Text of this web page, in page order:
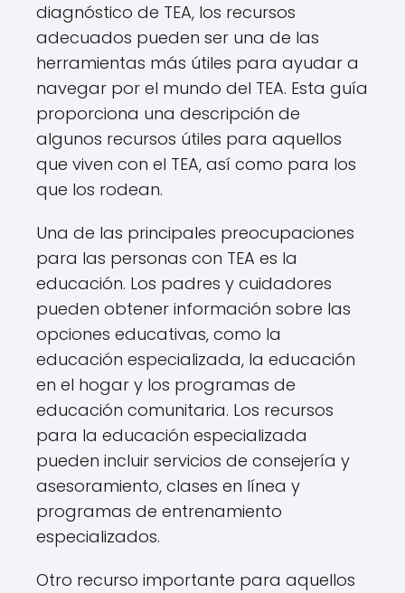
diagnóstico de TEA, los recursos
adecuados pueden ser una de las
herramientas más útiles para ayudar a
navegar por el mundo del TEA. Esta guía
proporciona una descripción de
algunos recursos útiles para aquellos
que viven con el TEA, así como para los
que los rodean.
Una de las principales preocupaciones
para las personas con TEA es la
educación. Los padres y cuidadores
pueden obtener información sobre las
opciones educativas, como la
educación especializada, la educación
en el hogar y los programas de
educación comunitaria. Los recursos
para la educación especializada
pueden incluir servicios de consejería y
asesoramiento, clases en línea y
programas de entrenamiento
especializados.
Otro recurso importante para aquellos